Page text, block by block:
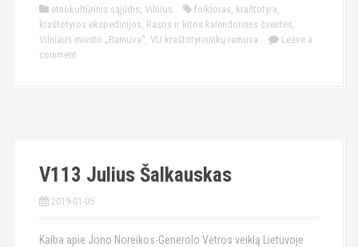
etnokultūrinis sąjūdis, Vilnius folkloras, kraštotyra,
kraštotyros ekspedicijos, Rasos ir kitos kalendorinės šventės,
Vilniaus miesto „Ramuva“, VU kraštotyrininkų ramuva
Leave a
comment
V113 Julius Šalkauskas
2019-01-05
Kalba apie Jono Noreikos-Generolo Vėtros veiklą Lietuvoje